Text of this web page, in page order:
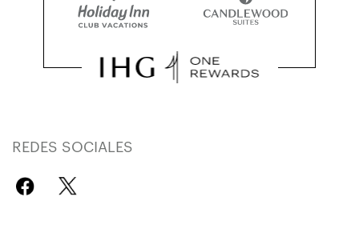
REDES SOCIALES